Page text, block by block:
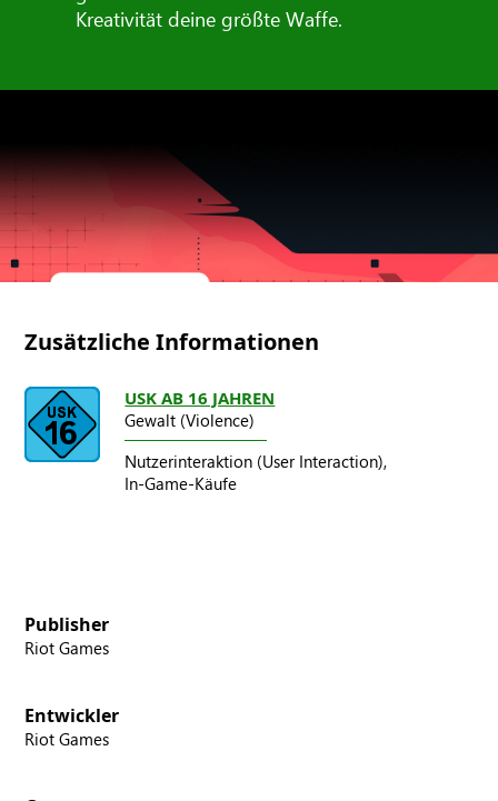
Kreativität deine größte Waffe.
Zusätzliche Informationen
USK AB 16 JAHREN
Gewalt (Violence)
Nutzerinteraktion (User Interaction),
In-Game-Käufe
Publisher
Riot Games
Entwickler
Riot Games